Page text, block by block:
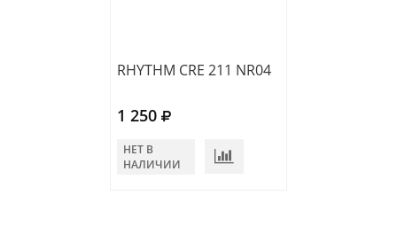
RHYTHM CRE 211 NR04
1 250
НЕТ В
НАЛИЧИИ